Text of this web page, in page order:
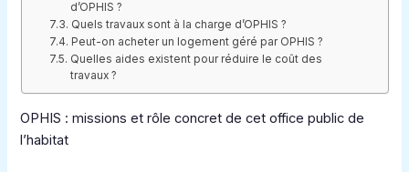
d’OPHIS ?
Quels travaux sont à la charge d’OPHIS ?
Peut-on acheter un logement géré par OPHIS ?
Quelles aides existent pour réduire le coût des
travaux ?
OPHIS : missions et rôle concret de cet office public de
l’habitat